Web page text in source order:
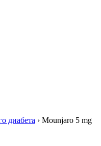
диабета › Mounjaro 5 mg